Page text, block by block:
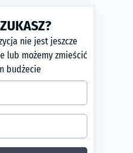
nie jest jeszcze
lub możemy zmieścić
budżecie